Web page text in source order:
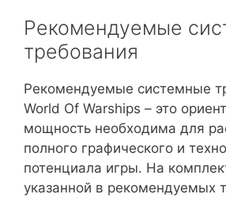
Рекомендуемые
требования
Рекомендуемые системные
World Of Warships – это
мощность необходима для
полного графического и
потенциала игры. На
указанной в рекомендуемых